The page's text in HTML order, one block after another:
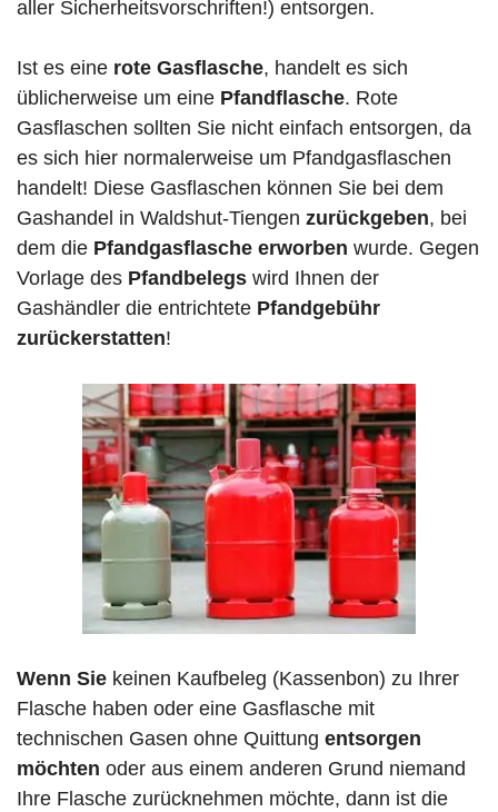
aller Sicherheitsvorschriften!) entsorgen.
Ist es eine rote Gasflasche, handelt es sich
üblicherweise um eine Pfandflasche. Rote
Gasflaschen sollten Sie nicht einfach entsorgen, da
es sich hier normalerweise um Pfandgasflaschen
handelt! Diese Gasflaschen können Sie bei dem
Gashandel in Waldshut-Tiengen zurückgeben, bei
dem die Pfandgasflasche erworben wurde. Gegen
Vorlage des Pfandbelegs wird Ihnen der
Gashändler die entrichtete Pfandgebühr
zurückerstatten!
Wenn Sie keinen Kaufbeleg (Kassenbon) zu Ihrer
Flasche haben oder eine Gasflasche mit
technischen Gasen ohne Quittung entsorgen
möchten oder aus einem anderen Grund niemand
Ihre Flasche zurücknehmen möchte, dann ist die